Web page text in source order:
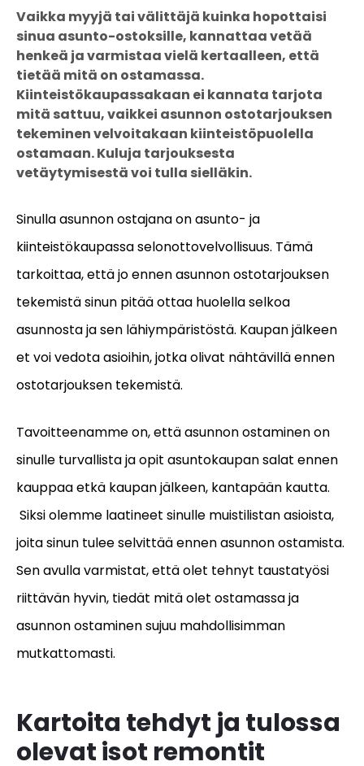
Vaikka myyjä tai välittäjä kuinka hopottaisi
sinua asunto-ostoksille, kannattaa vetää
henkeä ja varmistaa vielä kertaalleen, että
tietää mitä on ostamassa.
Kiinteistökaupassakaan ei kannata tarjota
mitä sattuu, vaikkei asunnon ostotarjouksen
tekeminen velvoitakaan kiinteistöpuolella
ostamaan. Kuluja tarjouksesta
vetäytymisestä voi tulla sielläkin.
Sinulla asunnon ostajana on asunto- ja
kiinteistökaupassa selonottovelvollisuus. Tämä
tarkoittaa, että jo ennen asunnon ostotarjouksen
tekemistä sinun pitää ottaa huolella selkoa
asunnosta ja sen lähiympäristöstä. Kaupan jälkeen
et voi vedota asioihin, jotka olivat nähtävillä ennen
ostotarjouksen tekemistä.
Tavoitteenamme on, että asunnon ostaminen on
sinulle turvallista ja opit asuntokaupan salat ennen
kauppaa etkä kaupan jälkeen, kantapään kautta.
Siksi olemme laatineet sinulle muistilistan asioista,
joita sinun tulee selvittää ennen asunnon ostamista.
Sen avulla varmistat, että olet tehnyt taustatyösi
riittävän hyvin, tiedät mitä olet ostamassa ja
asunnon ostaminen sujuu mahdollisimman
mutkattomasti.
Kartoita tehdyt ja tulossa
olevat isot remontit